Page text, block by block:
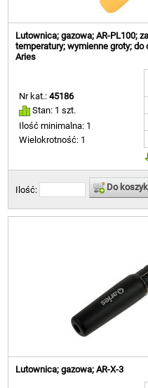
Lutownica; gazowa; AR-PL100;
temperatury; wymienne groty;
Aries
Nr kat.:45186
Stan: 1 szt.
Ilość minimalna: 1
Wielokrotność: 1
Ilość: Do
Lutownica; gazowa; AR-X-3